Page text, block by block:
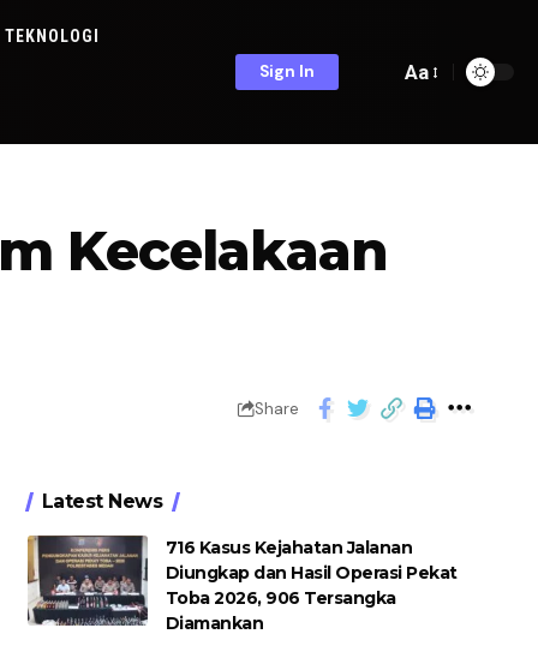
TEKNOLOGI
Sign In Aa
Kecelakaan
Share
Latest News
716 Kasus Kejahatan Jalanan
Diungkap dan Hasil Operasi Pekat
Toba 2026, 906 Tersangka
Diamankan